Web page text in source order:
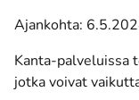
Ajankohta:
Kanta-palveluissa
jotka voivat